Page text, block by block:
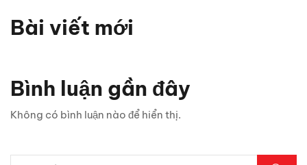
Bài viết mới
Bình luận gần đây
Không có bình luận nào để hiển thị.